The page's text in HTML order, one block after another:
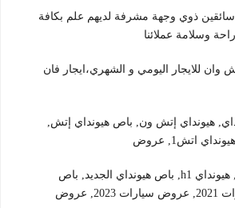
سائقين ذوي وجهة مشرفة لديهم علم بكافة
وسلامة عملائنا
وان للايجار اليومي و الشهري،ايجار فان
هيونداي إتش ون, باص هيونداي إتش,
اتش1, عروض
توسان, هيونداي النترا, هيونداي h1, باص هيونداي الجديد, باص
عروض